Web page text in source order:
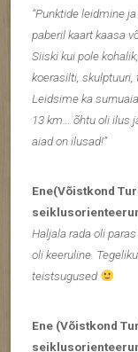
“Punktide leidmine
paberil kaart kaasa
Siiski kui pole
koerasilti, skulptuuri,
Leidsime ka
13 km… õhtu oli ilus
aiad on ilusad!”
Ene(Võistkond
Haljala rada oli
oli keeruline.
teistsugused
Ene (Võistkond